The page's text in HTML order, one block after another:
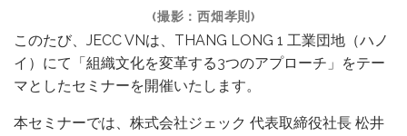
(撮影：西畑孝則)
このたび、JECC VNは、THANG LONG 1 工業団地（ハノ
イ）にて「組織文化を変革する3つのアプローチ」をテー
マとしたセミナーを開催いたします。
本セミナーでは、株式会社ジェック 代表取締役社長 松井